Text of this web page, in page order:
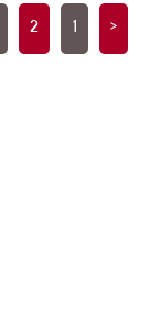
Posts
pagination
<
1
2